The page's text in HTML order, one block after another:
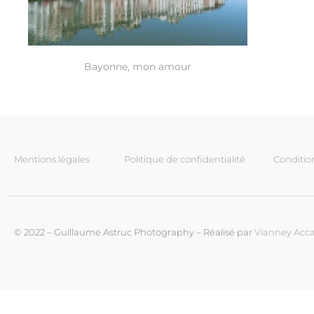
Bayonne, mon amour
Mentions légales Politique de confidentialité
© 2022 – Guillaume Astruc Photography – Réalisé parVianney